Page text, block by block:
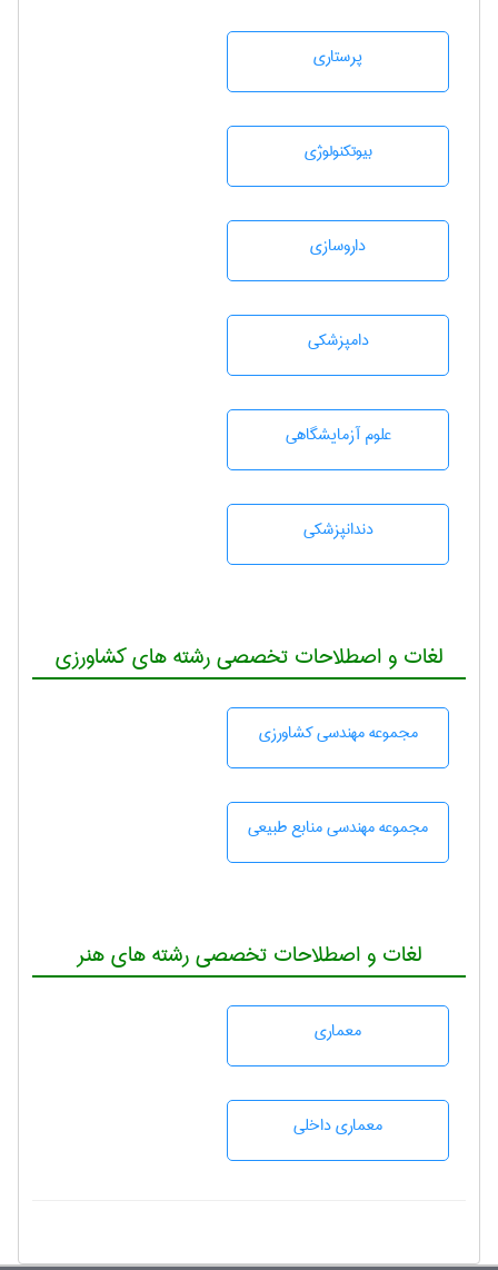
پرستاری
بيوتكنولوژی
داروسازی
دامپزشكی
علوم آزمايشگاهی
دندانپزشكی
لغات و اصطلاحات تخصصی رشته های کشاورزی
مجموعه مهندسی كشاورزی
مجموعه مهندسی منابع طبيعی
لغات و اصطلاحات تخصصی رشته های هنر
معماری
معماری داخلی